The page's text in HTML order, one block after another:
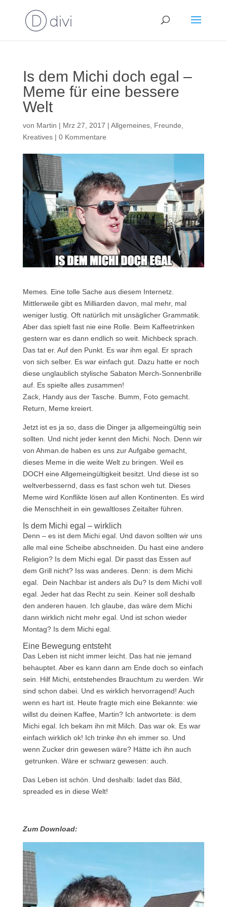
Is dem Michi doch egal –
Meme für eine bessere
Welt
von Martin | Mrz 27, 2017 | Allgemeines, Freunde
Kreatives| 0 Kommentare
Memes. Eine tolle Sache aus diesem Internetz.
Mittlerweile gibt es Milliarden davon, mal mehr, mal
weniger lustig. Oft natürlich mit unsäglicher Grammatik.
Aber das spielt fast nie eine Rolle. Beim Kaffeetrinken
gestern war es dann endlich so weit. Michbeck sprach.
Das tat er. Auf den Punkt. Es war ihm egal. Er sprach
von sich selber. Es war einfach gut. Dazu hatte er noch
diese unglaublich stylische Sabaton Merch-Sonnenbrille
auf. Es spielte alles zusammen!
Zack, Handy aus der Tasche. Bumm, Foto gemacht.
Return, Meme kreiert.
Jetzt ist es ja so, dass die Dinger ja allgemeingültig sein
sollten. Und nicht jeder kennt den Michi. Noch. Denn wir
von Ahman.de haben es uns zur Aufgabe gemacht,
dieses Meme in die weite Welt zu bringen. Weil es
DOCH eine Allgemeingültigkeit besitzt. Und diese ist so
weltverbessernd, dass es fast schon weh tut. Dieses
Meme wird Konflikte lösen auf allen Kontinenten. Es wird
die Menschheit in ein gewaltloses Zeitalter führen.
Is dem Michi egal – wirklich
Denn – es ist dem Michi egal. Und davon sollten wir uns
alle mal eine Scheibe abschneiden. Du hast eine andere
Religion? Is dem Michi egal. Dir passt das Essen auf
dem Grill nicht? Iss was anderes. Denn: is dem Michi
egal. Dein Nachbar ist anders als Du? Is dem Michi voll
egal. Jeder hat das Recht zu sein. Keiner soll deshalb
den anderen hauen. Ich glaube, das wäre dem Michi
dann wirklich nicht mehr egal. Und ist schon wieder
Montag? Is dem Michi egal.
Eine Bewegung entsteht
Das Leben ist nicht immer leicht. Das hat nie jemand
behauptet. Aber es kann dann am Ende doch so einfach
sein. Hilf Michi, entstehendes Brauchtum zu werden. Wir
sind schon dabei. Und es wirklich hervorragend! Auch
wenn es hart ist. Heute fragte mich eine Bekannte: wie
willst du deinen Kaffee, Martin? Ich antwortete: is dem
Michi egal. Ich bekam ihn mit Milch. Das war ok. Es war
einfach wirklich ok! Ich trinke ihn eh immer so. Und
wenn Zucker drin gewesen wäre? Hätte ich ihn auch
getrunken. Wäre er schwarz gewesen: auch.
Das Leben ist schön. Und deshalb: ladet das Bild,
spreaded es in diese Welt!
Zum Download: